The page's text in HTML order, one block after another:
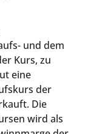
und dem
Kurs, zu
eine
der
Die
wird als